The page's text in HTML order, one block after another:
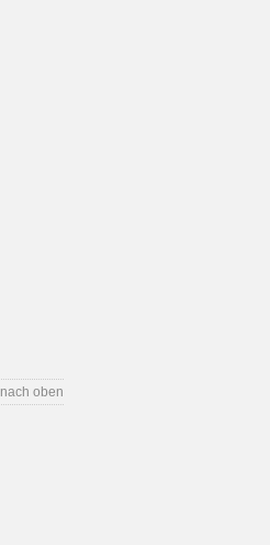
nach oben